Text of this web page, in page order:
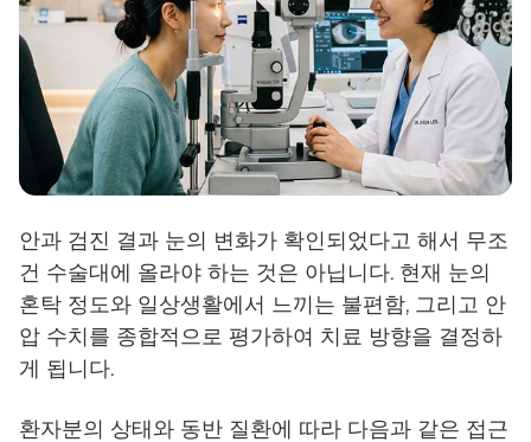
안과 검진 결과 눈의 변화가 확인되었다고 해서 무조
건 수술대에 올라야 하는 것은 아닙니다. 현재 눈의
혼탁 정도와 일상생활에서 느끼는 불편함, 그리고 안
압 수치를 종합적으로 평가하여 치료 방향을 결정하
게 됩니다.
환자분의 상태와 동반 질환에 따라 다음과 같은 접근